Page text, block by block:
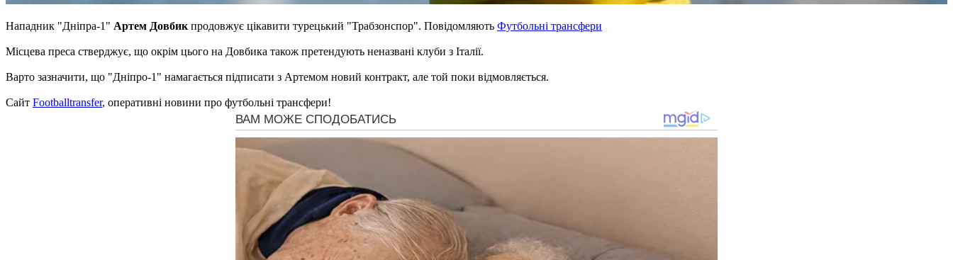
Нападник "Дніпра-1" Артем Довбикпродовжує цікавити турецький "Трабзонспор". Повідомляють Футбольні трансфери
Місцева преса стверджує, що окрім цього на Довбика також претендують неназвані клуби з Італії.
Варто зазначити, що "Дніпро-1" намагається підписати з Артемом новий контракт, але той поки відмовляється.
Сайт Footballtransfer, оперативні новини про футбольні трансфери!